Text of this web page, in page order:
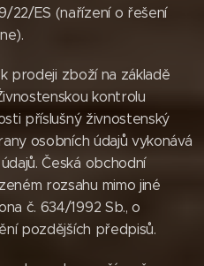
22/ES (nařízení o řešení
prodeji zboží na základě
kontrolu
příslušný živnostenský
osobních údajů vykonává
Česká obchodní
rozsahu mimo jiné
č. 634/1992 Sb., o
pozdějších předpisů.